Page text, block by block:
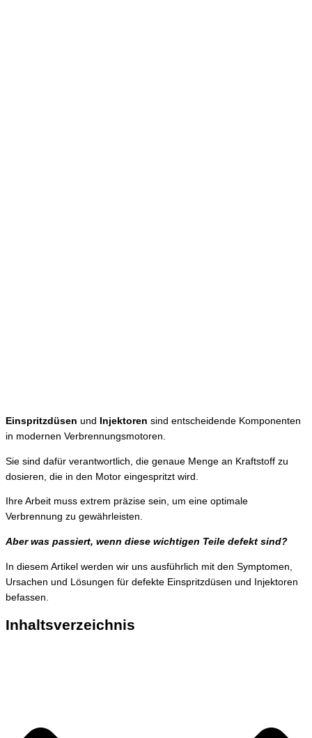
Einspritzdüsen und Injektoren sind entscheidende Komponenten
in modernen Verbrennungsmotoren.
Sie sind dafür verantwortlich, die genaue Menge an Kraftstoff zu
dosieren, die in den Motor eingespritzt wird.
Ihre Arbeit muss extrem präzise sein, um eine optimale
Verbrennung zu gewährleisten.
Aber was passiert, wenn diese wichtigen Teile defekt sind?
In diesem Artikel werden wir uns ausführlich mit den Symptomen,
Ursachen und Lösungen für defekte Einspritzdüsen und Injektoren
befassen.
Inhaltsverzeichnis